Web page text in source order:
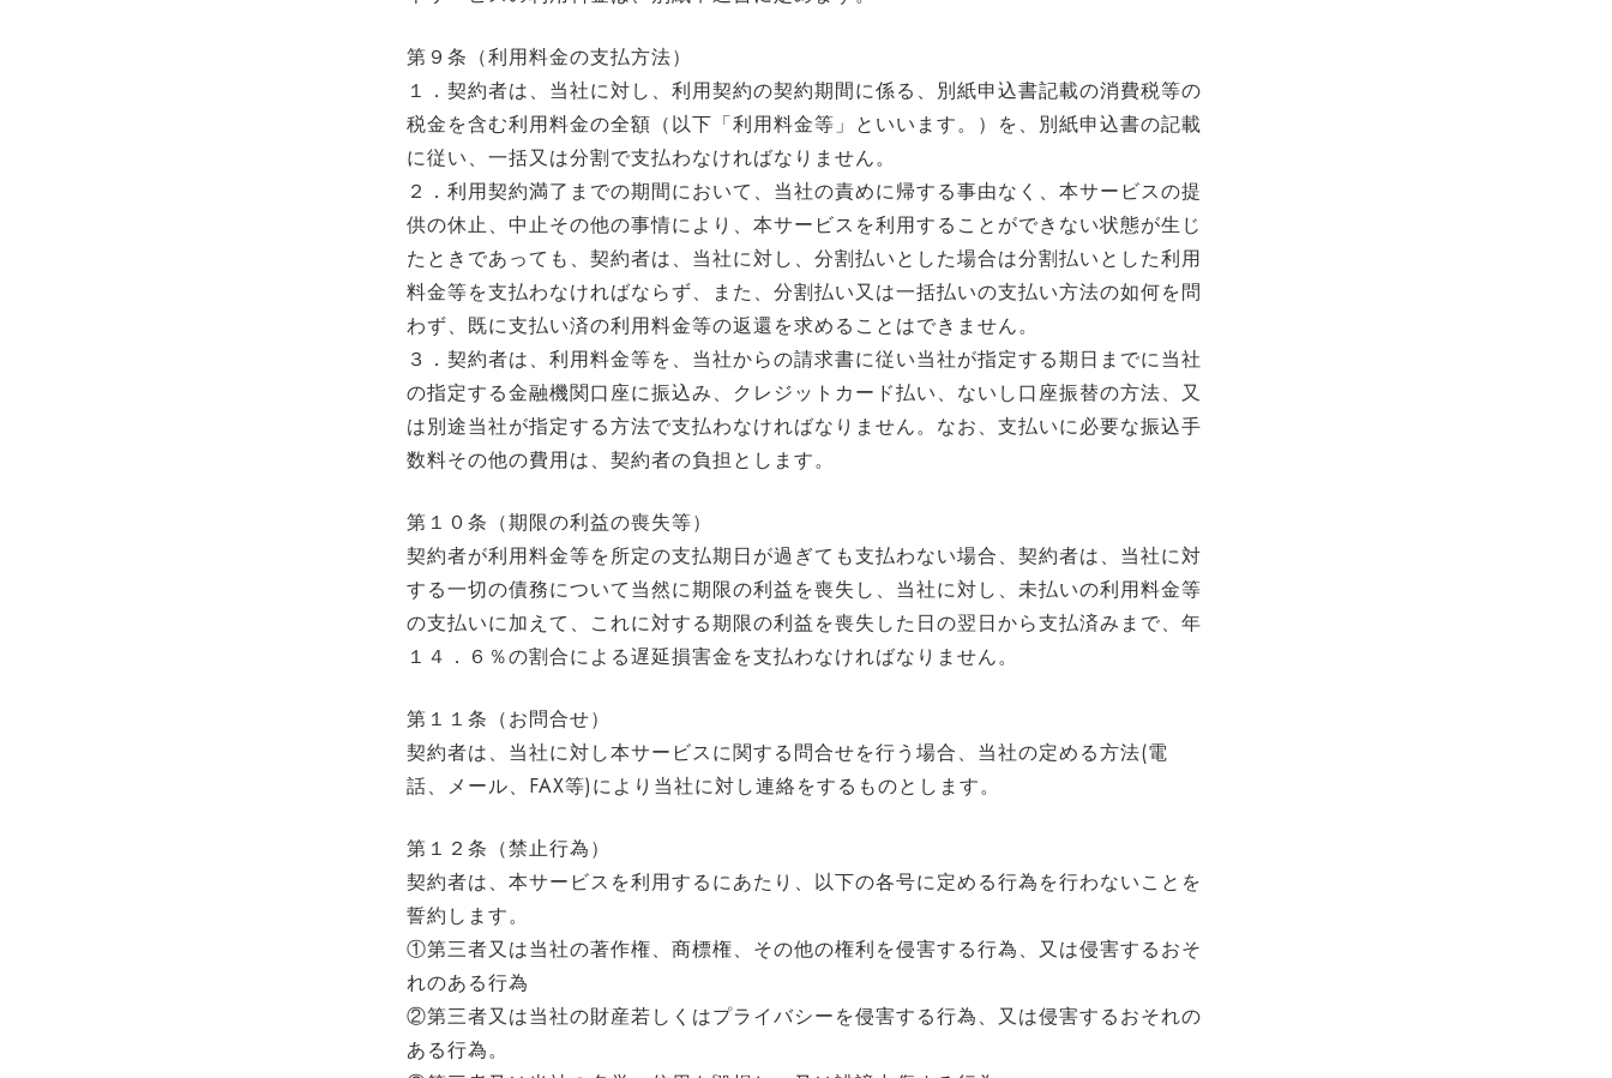
第９条（利用料金の支払方法）
１．契約者は、当社に対し、利用契約の契約期間に係る、別紙申込書記載の消費税等の
税金を含む利用料金の全額（以下「利用料金等」といいます。）を、別紙申込書の記載
に従い、一括又は分割で支払わなければなりません。
２．利用契約満了までの期間において、当社の責めに帰する事由なく、本サービスの提
供の休止、中止その他の事情により、本サービスを利用することができない状態が生じ
たときであっても、契約者は、当社に対し、分割払いとした場合は分割払いとした利用
料金等を支払わなければならず、また、分割払い又は一括払いの支払い方法の如何を問
わず、既に支払い済の利用料金等の返還を求めることはできません。
３．契約者は、利用料金等を、当社からの請求書に従い当社が指定する期日までに当社
の指定する金融機関口座に振込み、クレジットカード払い、ないし口座振替の方法、又
は別途当社が指定する方法で支払わなければなりません。なお、支払いに必要な振込手
数料その他の費用は、契約者の負担とします。
第１０条（期限の利益の喪失等）
契約者が利用料金等を所定の支払期日が過ぎても支払わない場合、契約者は、当社に対
する一切の債務について当然に期限の利益を喪失し、当社に対し、未払いの利用料金等
の支払いに加えて、これに対する期限の利益を喪失した日の翌日から支払済みまで、年
１４．６％の割合による遅延損害金を支払わなければなりません。
第１１条（お問合せ）
契約者は、当社に対し本サービスに関する問合せを行う場合、当社の定める方法(電
話、メール、FAX等)により当社に対し連絡をするものとします。
第１２条（禁止行為）
契約者は、本サービスを利用するにあたり、以下の各号に定める行為を行わないことを
誓約します。
①第三者又は当社の著作権、商標権、その他の権利を侵害する行為、又は侵害するおそ
れのある行為
②第三者又は当社の財産若しくはプライバシーを侵害する行為、又は侵害するおそれの
ある行為。